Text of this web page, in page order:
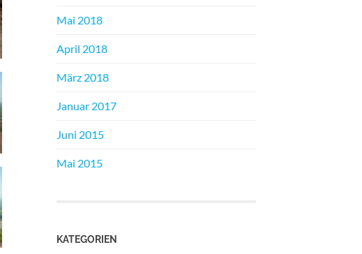
Mai 2018
April 2018
März 2018
Januar 2017
Juni 2015
Mai 2015
KATEGORIEN